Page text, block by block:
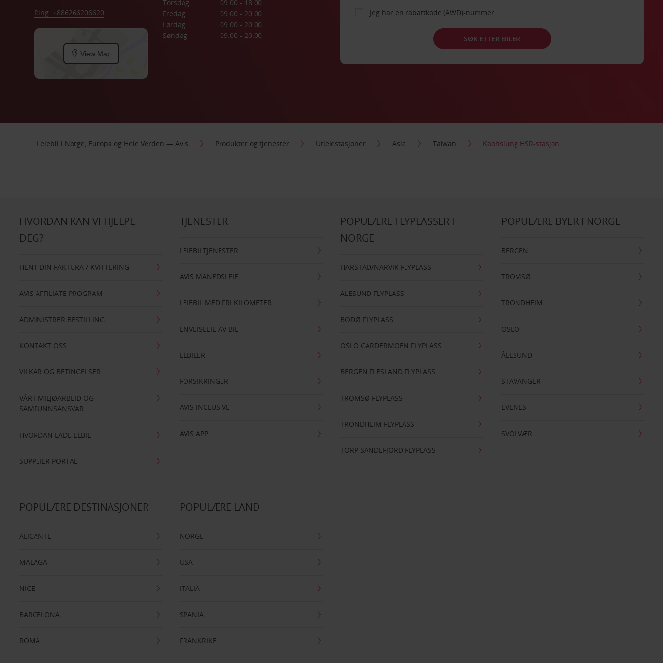
Ring: +886266206620
View Map
Torsdag
09:00 - 18:00
Fredag
09:00 - 20:00
Lørdag
09:00 - 20:00
Søndag
09:00 - 20:00
Jeg har en rabattkode (AWD)-nummer
SØK ETTER BILER
Leiebil i Norge, Europa og Hele Verden — Avis Produkter og tjenester Utleiestasjoner Asia Taiwan Kaohsiung HSR-stasjon
HVORDAN KAN VI HJELPE
DEG?
HENT DIN FAKTURA / KVITTERING
AVIS AFFILIATE PROGRAM
ADMINISTRER BESTILLING
KONTAKT OSS
VILKÅR OG BETINGELSER
VÅRT MILJØARBEID OG
SAMFUNNSANSVAR
HVORDAN LADE ELBIL
SUPPLIER PORTAL
TJENESTER
LEIEBILTJENESTER
AVIS MÅNEDSLEIE
LEIEBIL MED FRI KILOMETER
ENVEISLEIE AV BIL
ELBILER
FORSIKRINGER
AVIS INCLUSIVE
AVIS APP
POPULÆRE FLYPLASSER I
NORGE
HARSTAD/NARVIK FLYPLASS
ÅLESUND FLYPLASS
BODØ FLYPLASS
OSLO GARDERMOEN FLYPLASS
BERGEN FLESLAND FLYPLASS
TROMSØ FLYPLASS
TRONDHEIM FLYPLASS
TORP SANDEFJORD FLYPLASS
POPULÆRE BYER I NORGE
BERGEN
TROMSØ
TRONDHEIM
OSLO
ÅLESUND
STAVANGER
EVENES
SVOLVÆR
POPULÆRE DESTINASJONER
ALICANTE
MALAGA
NICE
BARCELONA
ROMA
POPULÆRE LAND
NORGE
USA
ITALIA
SPANIA
FRANKRIKE